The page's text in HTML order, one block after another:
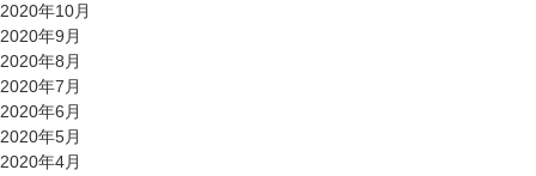
2020年10月
2020年9月
2020年8月
2020年7月
2020年6月
2020年5月
2020年4月